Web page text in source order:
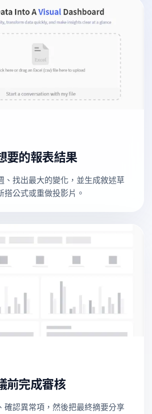
要的報表結果
、找出最大的變化，並生成敘述草
搭公式或重做投影片。
前完成審核
確認異常項，然後把最終摘要分享